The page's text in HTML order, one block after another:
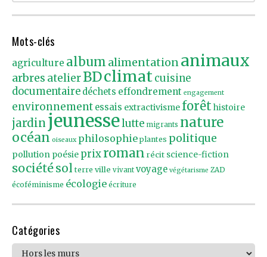
Mots-clés
agriculture album alimentationanimaux
arbres atelierBDclimatcuisine
documentaire déchets effondrement engagement
environnement essais extractivisme forêthistoire
jardin jeunesselutte migrants nature
océan oiseaux philosophie plantes politique
pollution poésie prixroman récit science-fiction
sociétésol terre ville vivant voyage végétarisme ZAD
écoféminisme écologie écriture
Catégories
Catégories